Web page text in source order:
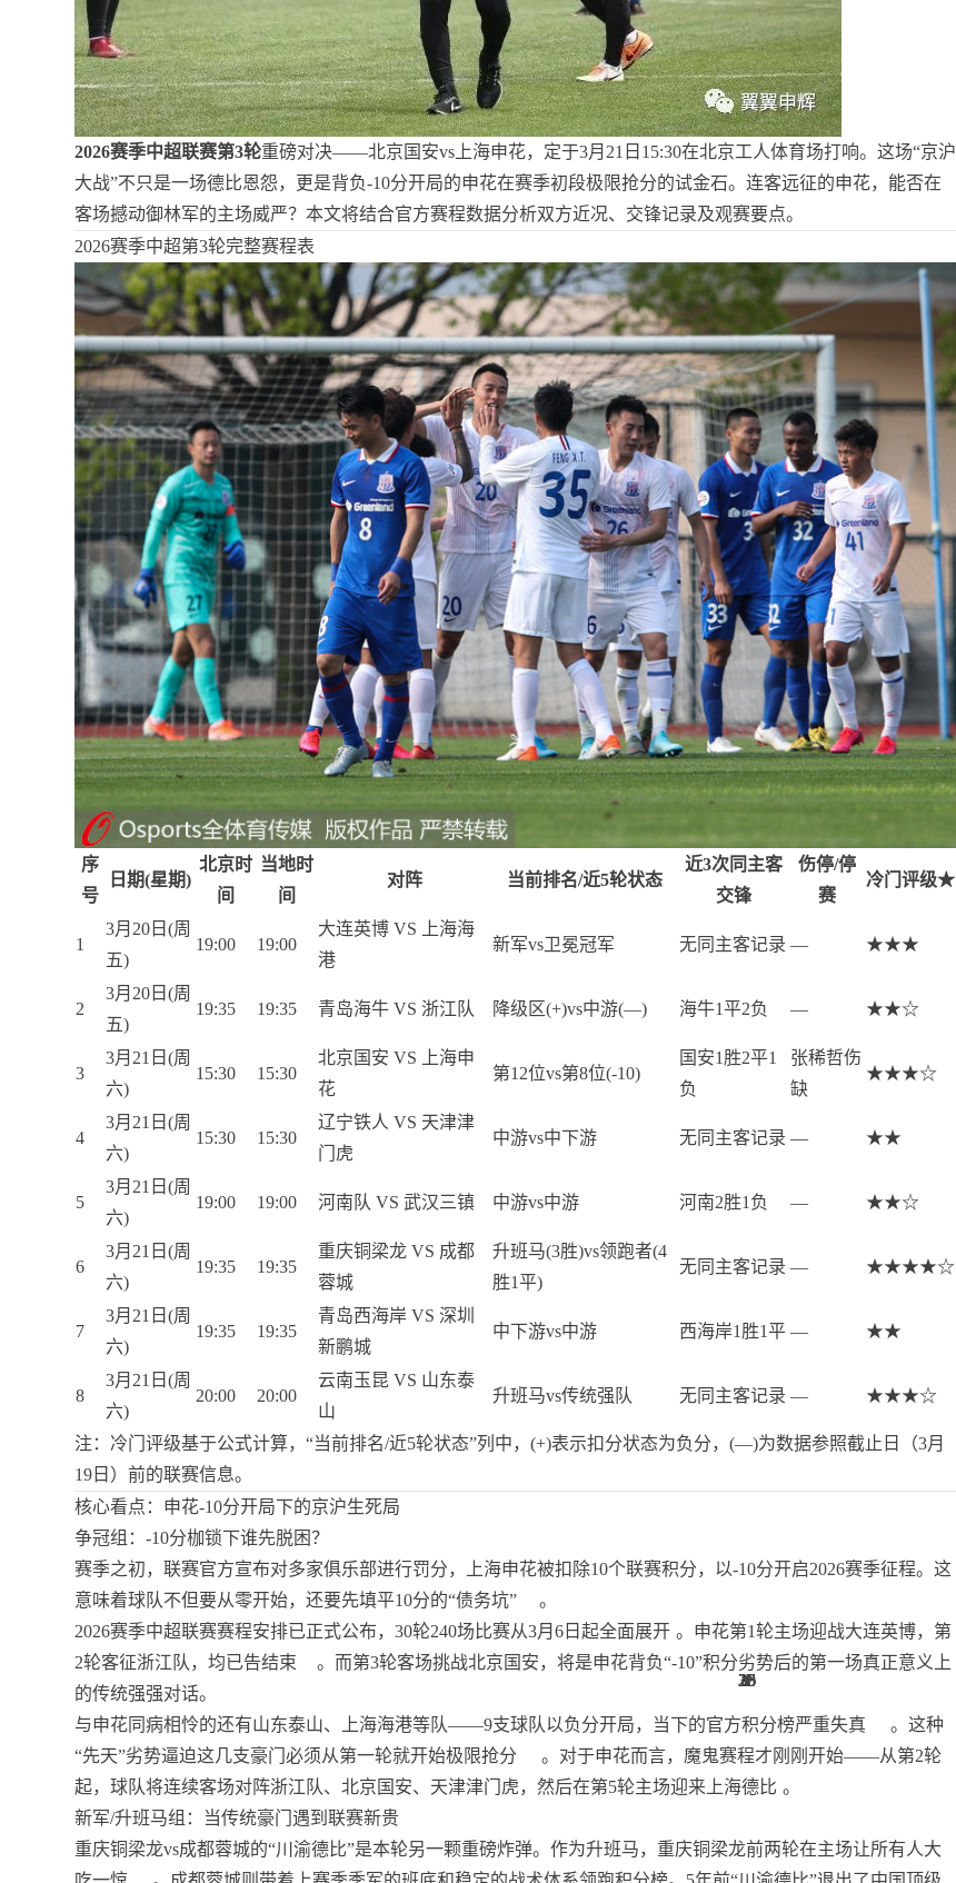
2026赛季中超联赛第3轮重磅对决——北京国安vs上海申花，定于3月21日15:30在北京工人体育场打响。这场“京沪
大战”不只是一场德比恩怨，更是背负-10分开局的申花在赛季初段极限抢分的试金石。连客远征的申花，能否在
客场撼动御林军的主场威严？本文将结合官方赛程数据分析双方近况、交锋记录及观赛要点。
2026赛季中超第3轮完整赛程表
序
号
日期(星期)
北京时
间
当地时
间
对阵 当前排名/近5轮状态
近3次同主客
交锋
伤停/停
赛
冷门评级★
1
3月20日(周
五)
19:00 19:00
大连英博 VS 上海海
港
新军vs卫冕冠军 无同主客记录 — ★★★
2
3月20日(周
五)
19:35 19:35 青岛海牛 VS 浙江队 降级区(+)vs中游(—) 海牛1平2负 — ★★☆
3
3月21日(周
六)
15:30 15:30
北京国安 VS 上海申
花
第12位vs第8位(-10)
国安1胜2平1
负
张稀哲伤
缺
★★★☆
4
3月21日(周
六)
15:30 15:30
辽宁铁人 VS 天津津
门虎
中游vs中下游 无同主客记录 — ★★
5
3月21日(周
六)
19:00 19:00 河南队 VS 武汉三镇 中游vs中游 河南2胜1负 — ★★☆
6
3月21日(周
六)
19:35 19:35
重庆铜梁龙 VS 成都
蓉城
升班马(3胜)vs领跑者(4
胜1平)
无同主客记录 — ★★★★☆
7
3月21日(周
六)
19:35 19:35
青岛西海岸 VS 深圳
新鹏城
中下游vs中游 西海岸1胜1平 — ★★
8
3月21日(周
六)
20:00 20:00
云南玉昆 VS 山东泰
山
升班马vs传统强队 无同主客记录 — ★★★☆
注：冷门评级基于公式计算，“当前排名/近5轮状态”列中，(+)表示扣分状态为负分，(—)为数据参照截止日（3月
19日）前的联赛信息。
核心看点：申花-10分开局下的京沪生死局
争冠组：-10分枷锁下谁先脱困？
赛季之初，联赛官方宣布对多家俱乐部进行罚分，上海申花被扣除10个联赛积分，以-10分开启2026赛季征程。这
意味着球队不但要从零开始，还要先填平10分的“债务坑”
10
。
2026赛季中超联赛赛程安排已正式公布，30轮240场比赛从3月6日起全面展开 。申花第1轮主场迎战大连英博，第
2轮客征浙江队，均已告结束
1
。而第3轮客场挑战北京国安，将是申花背负“-10”积分劣势后的第一场真正意义上
的传统强强对话。
与申花同病相怜的还有山东泰山、上海海港等队——9支球队以负分开局，当下的官方积分榜严重失真
26
。这种
“先天”劣势逼迫这几支豪门必须从第一轮就开始极限抢分
26
。对于申花而言，魔鬼赛程才刚刚开始——从第2轮
起，球队将连续客场对阵浙江队、北京国安、天津津门虎，然后在第5轮主场迎来上海德比 。
新军/升班马组：当传统豪门遇到联赛新贵
重庆铜梁龙vs成都蓉城的“川渝德比”是本轮另一颗重磅炸弹。作为升班马，重庆铜梁龙前两轮在主场让所有人大
26
33
35